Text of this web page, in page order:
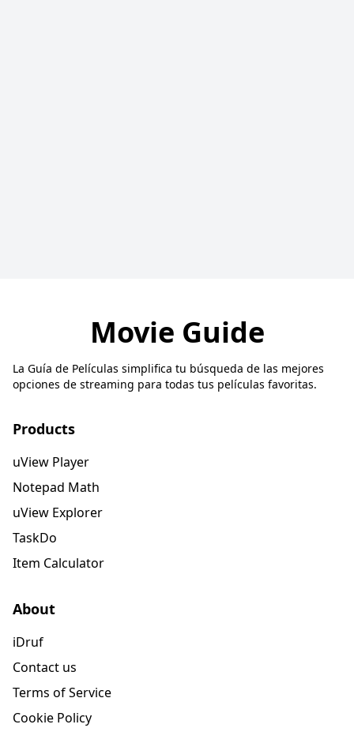
Movie Guide
La Guía de Películas simplifica tu búsqueda de las mejores
opciones de streaming para todas tus películas favoritas.
Products
uView Player
Notepad Math
uView Explorer
TaskDo
Item Calculator
About
iDruf
Contact us
Terms of Service
Cookie Policy